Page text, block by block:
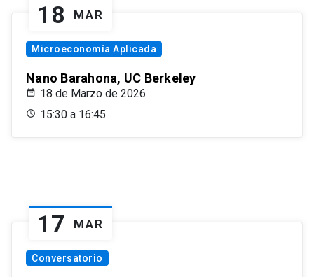
18 MAR
Microeconomía Aplicada
Nano Barahona, UC Berkeley
18 de Marzo de 2026
15:30 a 16:45
17 MAR
Conversatorio